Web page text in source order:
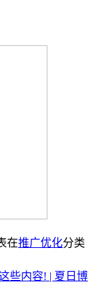
在推广优化分类
些内容! | 夏日博